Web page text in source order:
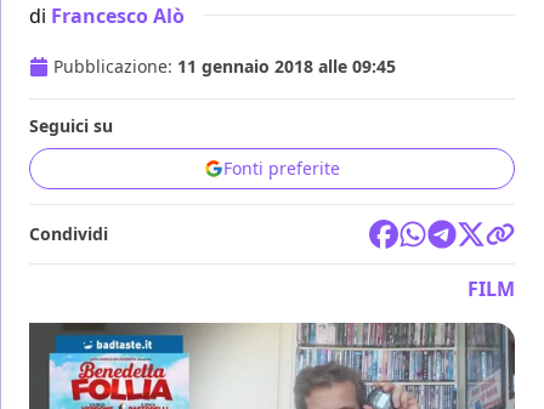
di Francesco Alò
Pubblicazione: 11 gennaio 2018 alle 09:45
Seguici su
Fonti preferite
Condividi
FILM